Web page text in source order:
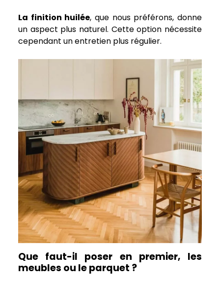
La finition huilée, que nous préférons, donne
un aspect plus naturel. Cette option nécessite
cependant un entretien plus régulier.
Que faut-il poser en premier, les
meubles ou le parquet ?